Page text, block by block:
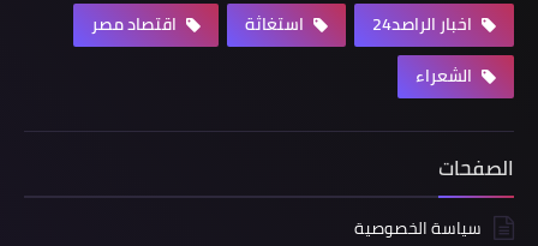
اخبار الراصد24
استغاثة
اقتصاد مصر
الشعراء
الصفحات
سياسة الخصوصية